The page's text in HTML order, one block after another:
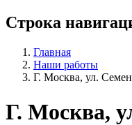
Строка
Главная
Наши работы
Г. Москва, ул.
Г. Москва,